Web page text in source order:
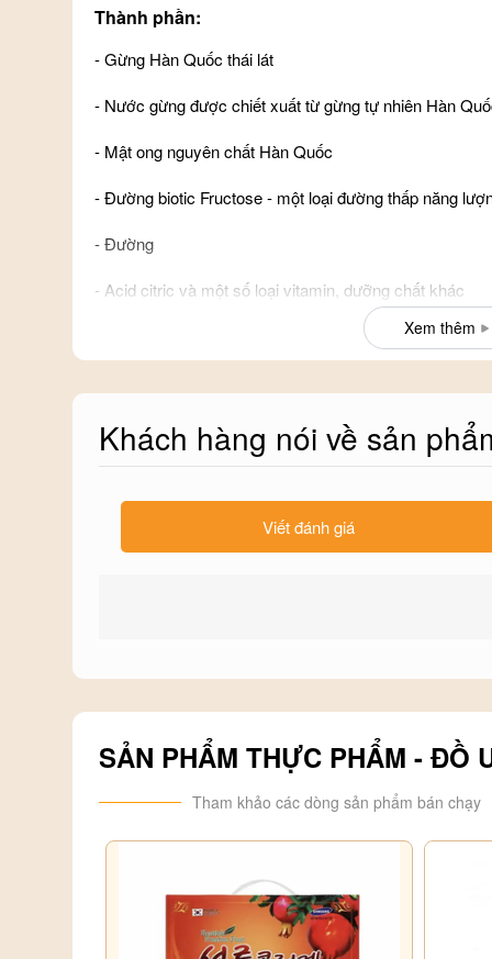
Thành phần:
- Gừng Hàn Quốc thái lát
- Nước gừng được chiết xuất từ gừng tự nhiên Hàn
- Mật ong nguyên chất Hàn Quốc
- Đường biotic Fructose - một loại đường thấp năng
- Đường
- Acid citric và một số loại vitamin, dưỡng chất khác
Công dụng chính của sản phẩm:
- Gừng: có tính sát khuẩn cao, nâng cao hoạt động
- Phụ nữ muốn có làn da đẹp, mềm mại và mịn màng
- Dùng làm đồ uống: mỗi ngày dùng khoảng 25 đến
đều. Tuỳ theo sở thích hay tình trạng cơ thể mà bạn
món nước mát lạnh.
Xem thêm
Khách hàng nói về sản
Viết đánh giá
SẢN PHẨM THỰC PHẨM - ĐỒ
Tham khảo các dòng sản phẩm bán chạy